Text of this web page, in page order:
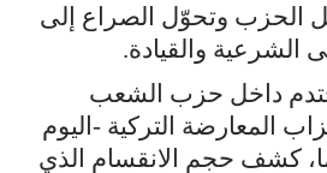
الحزب وتحوّل الصراع إلى
الشرعية والقيادة.
داخل حزب الشعب
المعارضة التركية -اليوم
كشف حجم الانقسام الذي